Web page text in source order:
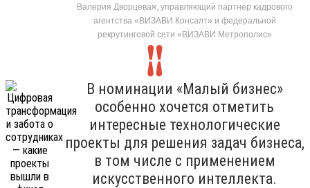
Валерия Дворцевая, управляющий партнер кадрового
агентства «ВИЗАВИ Консалт» и федеральной
рекрутинговой сети «ВИЗАВИ Метрополис»
В номинации «Малый бизнес»
особенно хочется отметить
интересные технологические
проекты для решения задач бизнеса,
в том числе с применением
искусственного интеллекта.